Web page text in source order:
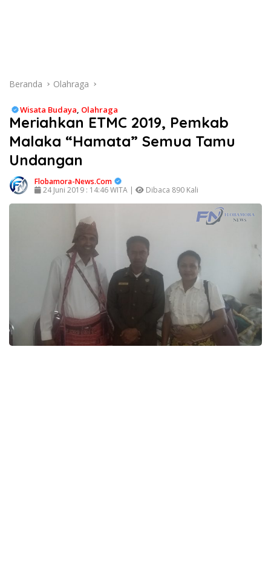
Beranda Olahraga
Wisata Budaya, Olahraga
Meriahkan ETMC 2019, Pemkab
Malaka “Hamata” Semua Tamu
Undangan
Flobamora-News.Com
24 Juni 2019 : 14:46 WITA |
Dibaca 890 Kali